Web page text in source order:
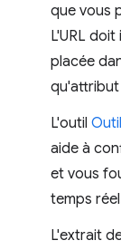
que vous
L'URL
placée
qu'attribut
L'outil
aide à
et vous
temps
L'extrait